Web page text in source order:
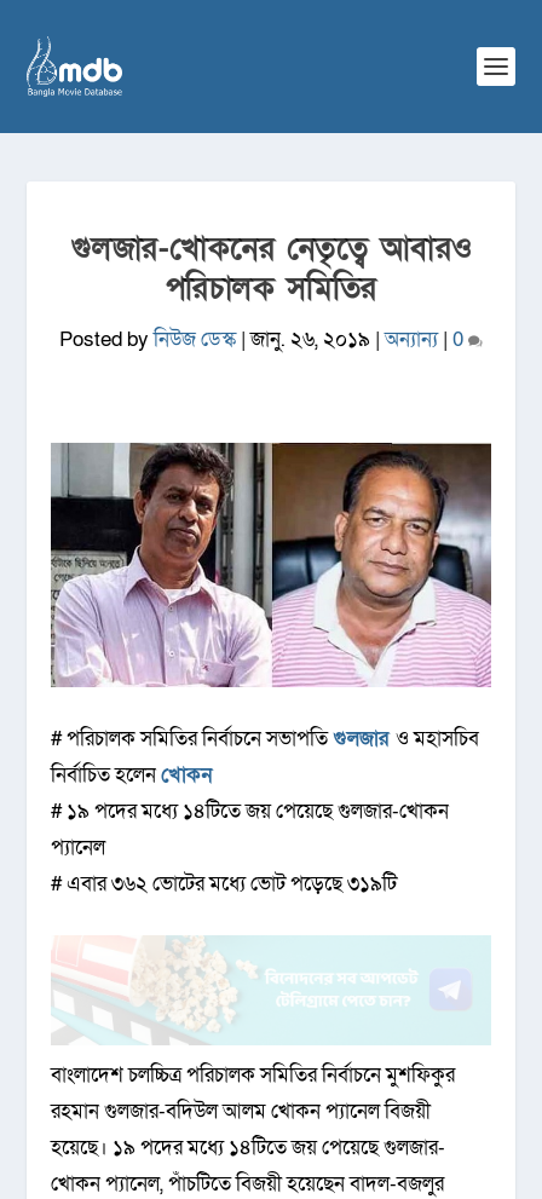
গুলজার-খোকনের নেতৃত্বে আবারও
পরিচালক সমিতির
Posted byনিউজ ডেস্ক|জানু. ২৬, ২০১৯ |অন্যান্য| 0
# পরিচালক সমিতির নির্বাচনে সভাপতিগুলজার ও মহাসচিব
নির্বাচিত হলেনখোকন
# ১৯ পদের মধ্যে ১৪টিতে জয় পেয়েছে গুলজার-খোকন
প্যানেল
# এবার ৩৬২ ভোটের মধ্যে ভোট পড়েছে ৩১৯টি
বাংলাদেশ চলচ্চিত্র পরিচালক সমিতির নির্বাচনে মুশফিকুর
রহমান গুলজার-বদিউল আলম খোকন প্যানেল বিজয়ী
হয়েছে। ১৯ পদের মধ্যে ১৪টিতে জয় পেয়েছে গুলজার-
খোকন প্যানেল, পাঁচটিতে বিজয়ী হয়েছেন বাদল-বজলুর